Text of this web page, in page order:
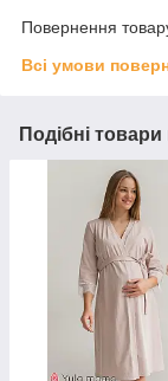
Повернення
Всі умови
Подібні товари